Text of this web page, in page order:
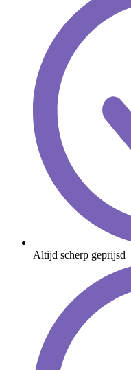
Altijd scherp geprijsd